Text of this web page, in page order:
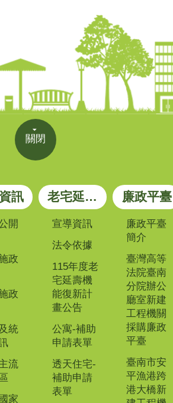
關閉
訊
開
政
政
統
流
家
老宅延壽專區
宣導資訊
法令依據
115年度老
宅延壽機
能復新計
畫公告
公寓-補助
申請表單
透天住宅-
補助申請
表單
廉政平臺
廉政平臺
簡介
臺灣高等
法院臺南
分院辦公
廳室新建
工程機關
採購廉政
平臺
臺南市安
平漁港跨
港大橋新